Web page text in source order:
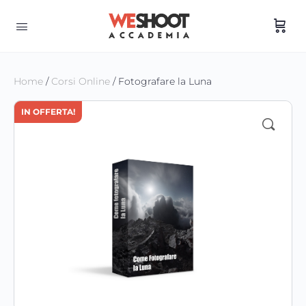
Home / Corsi Online / Fotografare la Luna
IN OFFERTA!